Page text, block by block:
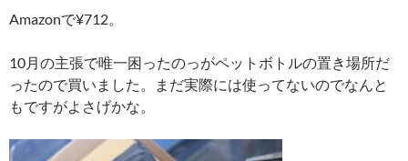
Amazonで¥712。
10月の主張で唯一困ったのっがペットボトルの置き場所だ
ったので買いました。まだ実際には使ってないのでなんと
もですがよさげかな。